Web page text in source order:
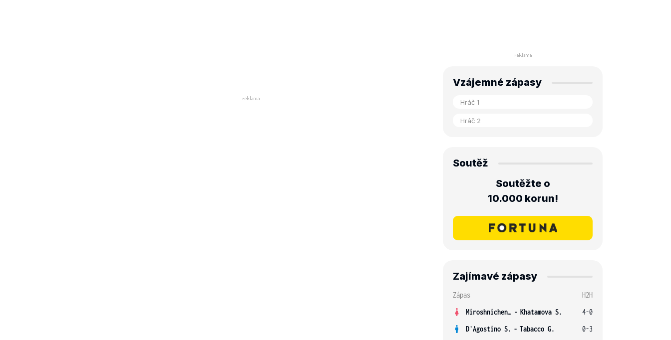
Vzájemné zápasy
Soutěž
Soutěžte o
10.000 korun!
Zajímavé zápasy
Zápas
H2H
Miroshnichenko V. - Khatamova S.
4-0
D'Agostino S. - Tabacco G.
0-3